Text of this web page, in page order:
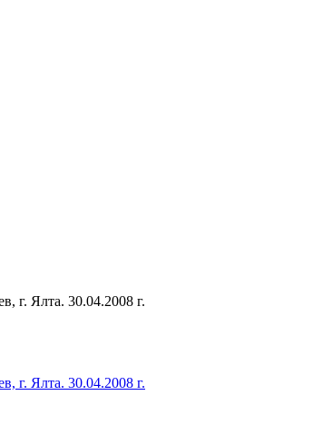
г. Ялта. 30.04.2008 г.
г. Ялта. 30.04.2008 г.